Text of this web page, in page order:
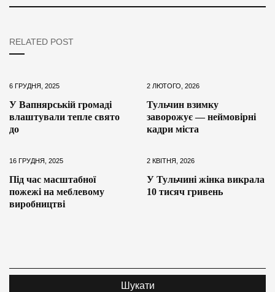
RELATED POST
6 ГРУДНЯ, 2025
У Вапнярській громаді
влаштували тепле свято
до
2 ЛЮТОГО, 2026
Тульчин взимку
заворожує — неймовірні
кадри міста
16 ГРУДНЯ, 2025
Під час масштабної
пожежі на меблевому
виробництві
2 КВІТНЯ, 2026
У Тульчині жінка викрала
10 тисяч гривень